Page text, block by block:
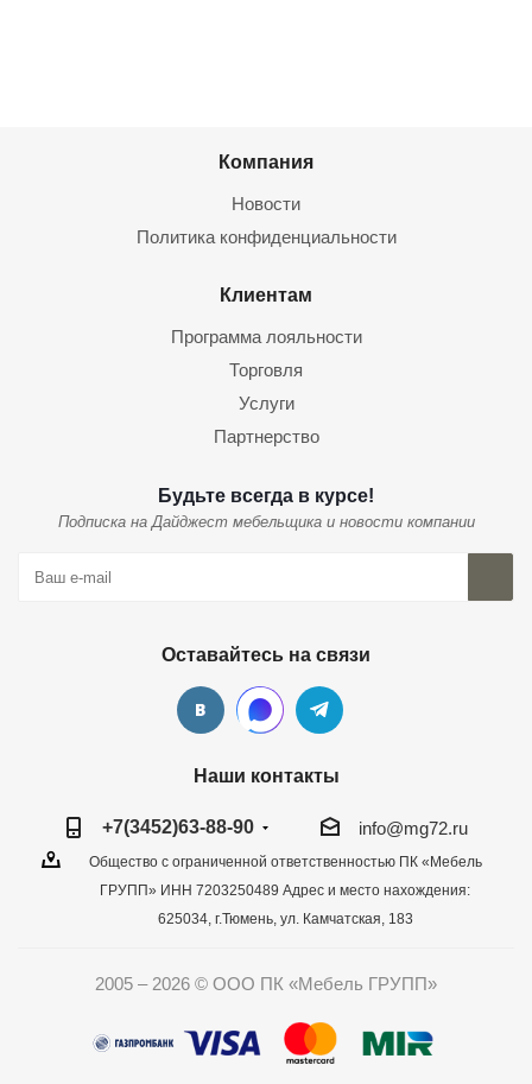
Компания
Новости
Политика конфиденциальности
Клиентам
Программа лояльности
Торговля
Услуги
Партнерство
Будьте всегда в курсе!
Подписка на Дайджест мебельщика и новости компании
Оставайтесь на связи
Наши контакты
+7(3452)63-88-90 info@mg72.ru
Общество с ограниченной ответственностью ПК «Мебель
ГРУПП» ИНН 7203250489 Адрес и место нахождения:
625034, г.Тюмень, ул. Камчатская, 183
2005 – 2026 © ООО ПК «Мебель ГРУПП»